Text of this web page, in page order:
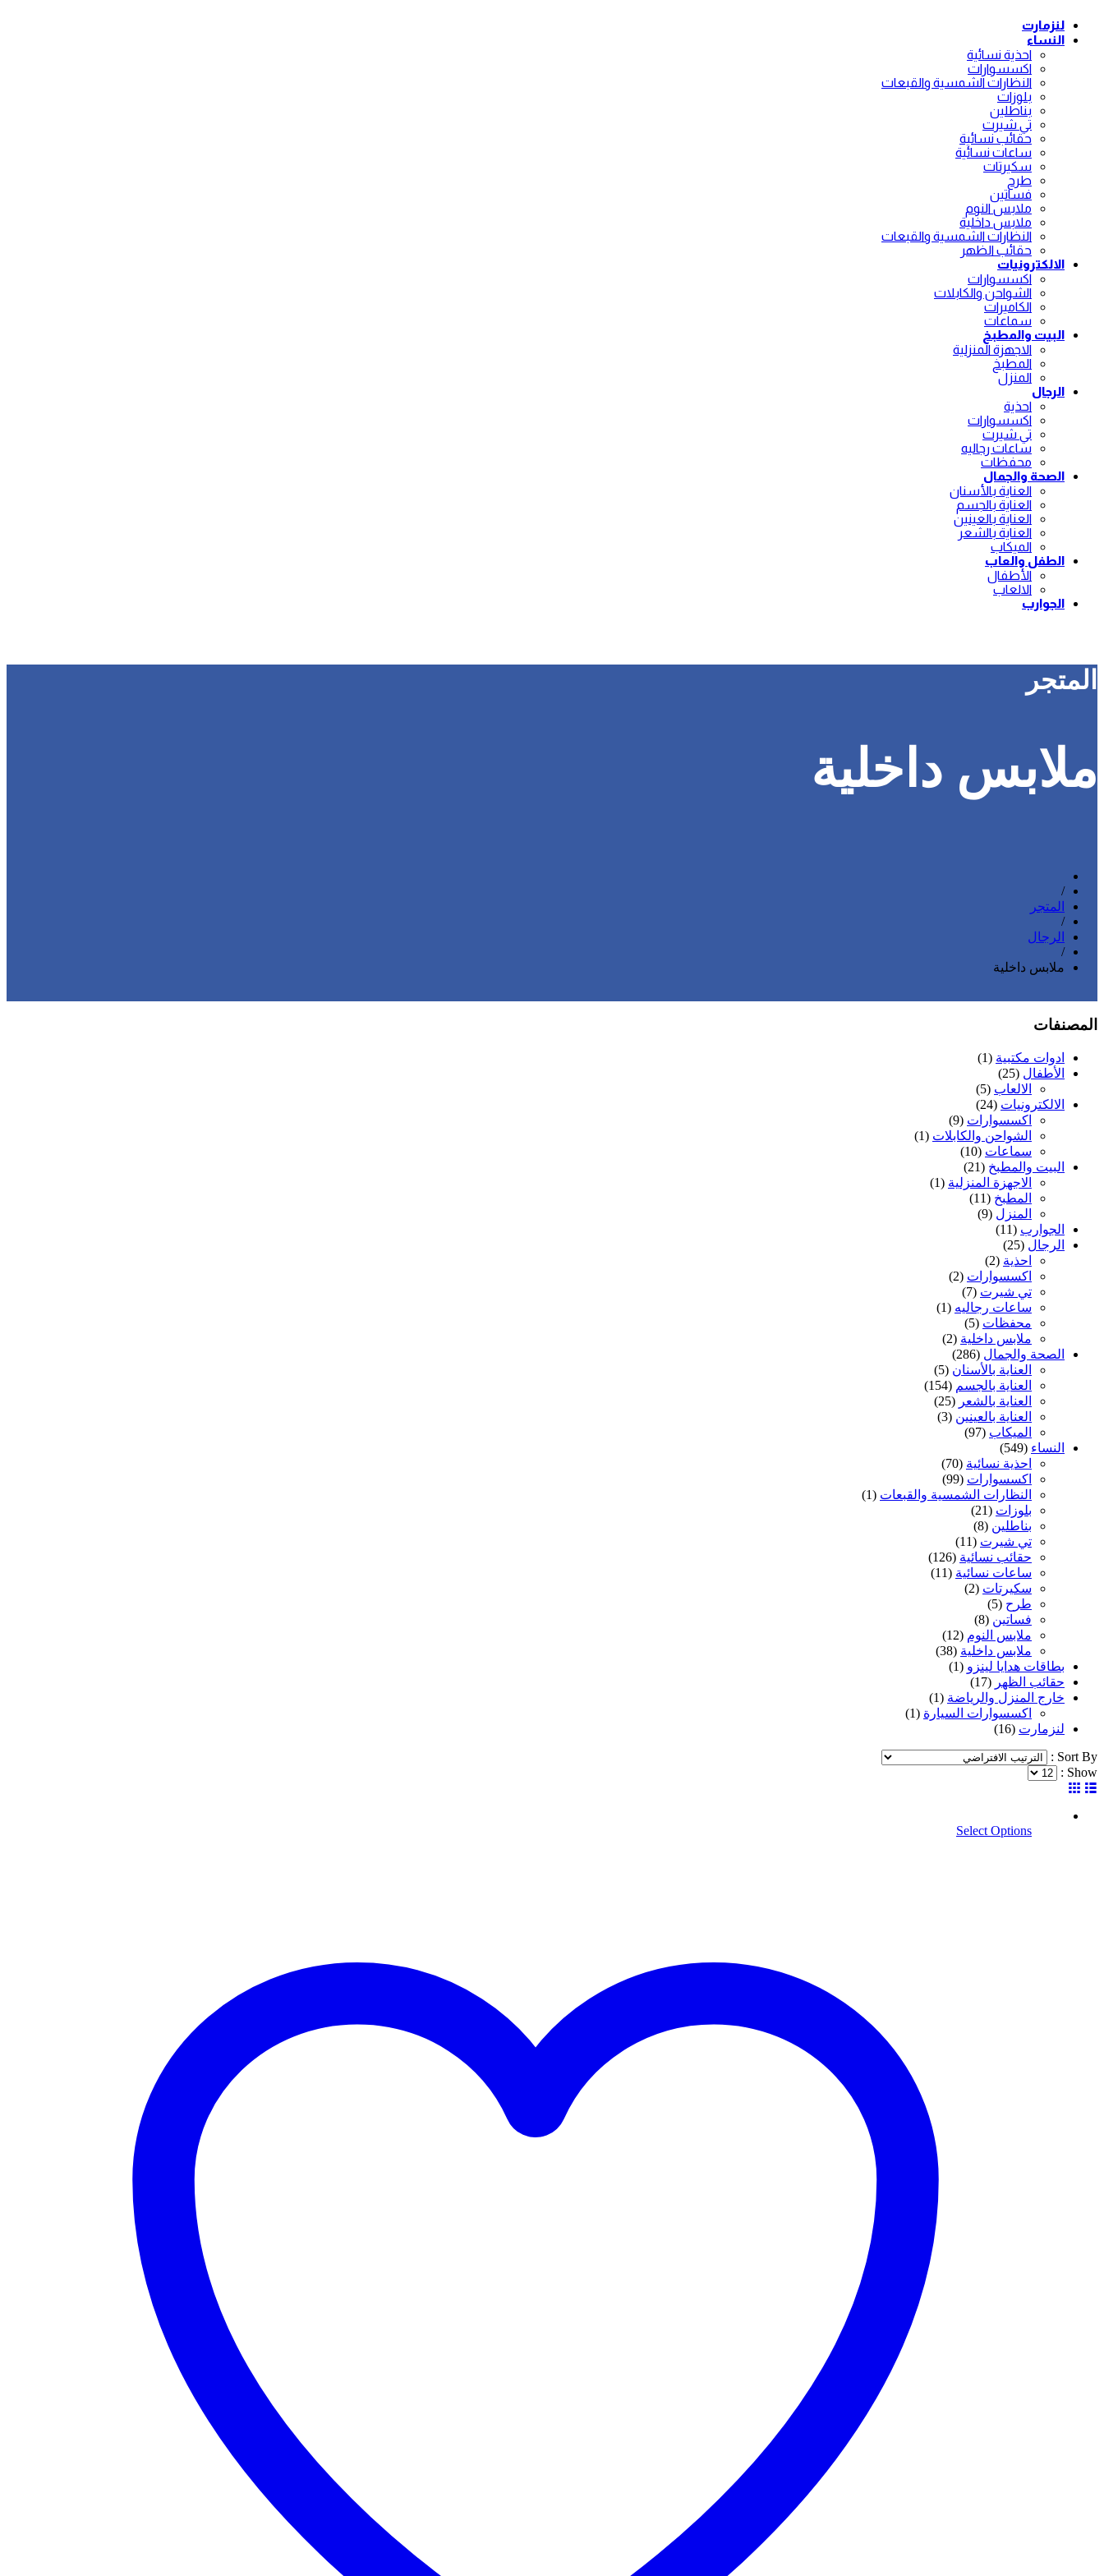
لنزمارت
النساء
احذية نسائية
اكسسوارات
النظارات الشمسية والقبعات
بلوزات
بناطلين
تي شيرت
حقائب نسائية
ساعات نسائية
سكيرتات
طرح
فساتين
ملابس النوم
ملابس داخلية
النظارات الشمسية والقبعات
حقائب الظهر
الالكترونيات
اكسسوارات
الشواحن والكابلات
الكاميرات
سماعات
البيت والمطبخ
الاجهزة المنزلية
المطبخ
المنزل
الرجال
احذية
اكسسوارات
تي شيرت
ساعات رجاليه
محفظات
الصحة والجمال
العناية بالأسنان
العناية بالجسم
العناية بالعينين
العناية بالشعر
الميكاب
الطفل والعاب
الأطفال
الالعاب
الجوارب
المتجر
ملابس داخلية
/
المتجر
/
الرجال
/
ملابس داخلية
المصنفات
ادوات مكتبية (1)
الأطفال (25)
الالعاب (5)
الالكترونيات (24)
اكسسوارات (9)
الشواحن والكابلات (1)
سماعات (10)
البيت والمطبخ (21)
الاجهزة المنزلية (1)
المطبخ (11)
المنزل (9)
الجوارب (11)
الرجال (25)
احذية (2)
اكسسوارات (2)
تي شيرت (7)
ساعات رجاليه (1)
محفظات (5)
ملابس داخلية (2)
الصحة والجمال (286)
العناية بالأسنان (5)
العناية بالجسم (154)
العناية بالشعر (25)
العناية بالعينين (3)
الميكاب (97)
النساء (549)
احذية نسائية (70)
اكسسوارات (99)
النظارات الشمسية والقبعات (1)
بلوزات (21)
بناطلين (8)
تي شيرت (11)
حقائب نسائية (126)
ساعات نسائية (11)
سكيرتات (2)
طرح (5)
فساتين (8)
ملابس النوم (12)
ملابس داخلية (38)
بطاقات هدايا لينزو (1)
حقائب الظهر (17)
خارج المنزل والرياضة (1)
اكسسوارات السيارة (1)
لنزمارت (16)
Sort By :
Show :
Select Options